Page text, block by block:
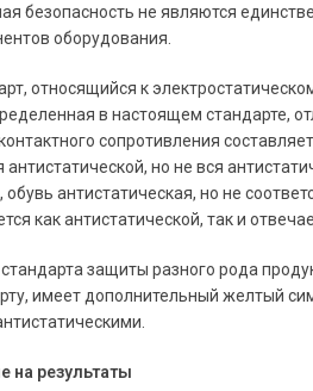
безопасность не являются
оборудования.
относящийся к
в настоящем стандарте,
сопротивления
но не вся
антистатическая, но не
как антистатической, так и
защиты разного рода
имеет дополнительный желтый
результаты